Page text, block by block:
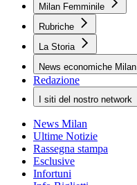
Milan Femminile
Rubriche
La Storia
News economiche Milan
Redazione
I siti del nostro network
News Milan
Ultime Notizie
Rassegna stampa
Esclusive
Infortuni